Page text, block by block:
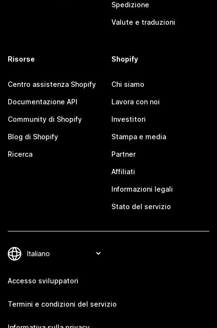
Spedizione
Valute e traduzioni
Risorse
Centro assistenza Shopify
Documentazione API
Community di Shopify
Blog di Shopify
Ricerca
Shopify
Chi siamo
Lavora con noi
Investitori
Stampa e media
Partner
Affiliati
Informazioni legali
Stato del servizio
Accesso sviluppatori
Termini e condizioni del servizio